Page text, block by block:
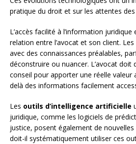
pratique du droit et sur les attentes des
L’accès facilité à l’information
relation entre l’avocat et son client.
avec des connaissances préalables,
déconstruire ou nuancer. L’avocat doit
conseil pour apporter une réelle valeur
delà des informations facilement
Les outils d’intelligence artificielle
juridique, comme les logiciels de
justice, posent également de nouvelles
doit-il systématiquement utiliser ces